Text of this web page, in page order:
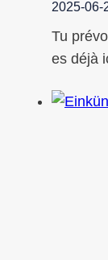
2025-06-
Tu
es déjà